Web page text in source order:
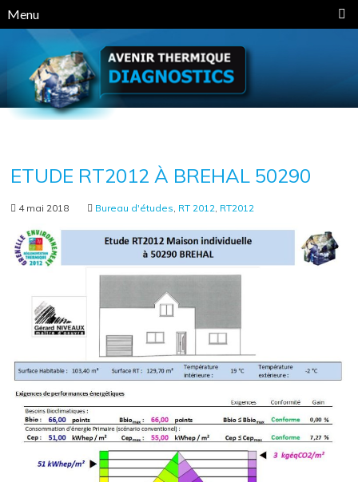
Menu
ETUDE RT2012 À BREHAL 50290
4 mai 2018 Bureau d'études RT 2012 RT2012
Panneau de gestion des cookies